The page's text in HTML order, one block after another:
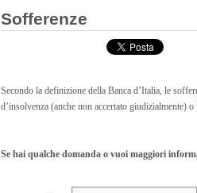
Sofferenze
Secondo la definizione della Banca d’Italia, le
d’insolvenza (anche non accertato giudizialmente)
Se hai qualche domanda o vuoi maggiori